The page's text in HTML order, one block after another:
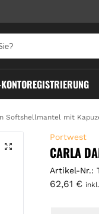
Softshellmantel mit
Portwest
CARLA
Artikel-Nr.:
62,61 €